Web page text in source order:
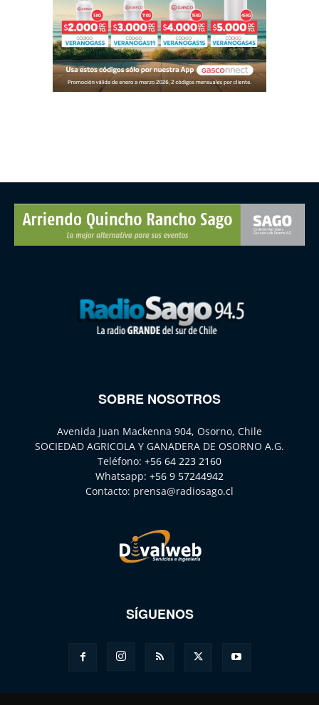
SOBRE NOSOTROS
Avenida Juan Mackenna 904, Osorno, Chile
SOCIEDAD AGRICOLA Y GANADERA DE OSORNO A.G.
Teléfono: +56 64 223 2160
Whatsapp: +56 9 57244942
Contacto: prensa@radiosago.cl
SÍGUENOS